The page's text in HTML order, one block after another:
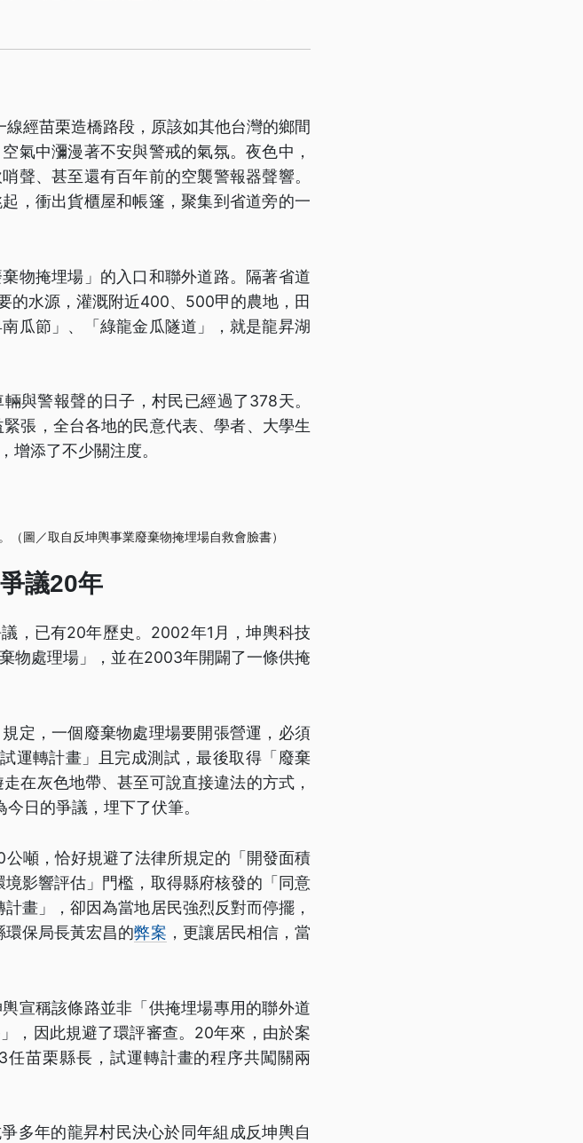
經苗栗造橋路段，原該如其他台灣的鄉間
氣中瀰漫著不安與警戒的氣氛。夜色中，
聲、甚至還有百年前的空襲警報器聲響。
，衝出貨櫃屋和帳篷，聚集到省道旁的一
物掩埋場」的入口和聯外道路。隔著省道
的水源，灌溉附近400、500甲的農地，田
瓜節」、「綠龍金瓜隧道」，就是龍昇湖
與警報聲的日子，村民已經過了378天。
張，全台各地的民意代表、學者、大學生
增添了不少關注度。
圖／取自反坤輿事業廢棄物掩埋場自救會臉書）
議20年
，已有20年歷史。2002年1月，坤輿科技
物處理場」，並在2003年開闢了一條供掩
定，一個廢棄物處理場要開張營運，必須
運轉計畫」且完成測試，最後取得「廢棄
在灰色地帶、甚至可說直接違法的方式，
日的爭議，埋下了伏筆。
噸，恰好規避了法律所規定的「開發面積
影響評估」門檻，取得縣府核發的「同意
畫」，卻因為當地居民強烈反對而停擺，
保局長黃宏昌的弊案 ，更讓居民相信，當
宣稱該條路並非「供掩埋場專用的聯外道
，因此規避了環評審查。20年來，由於案
苗栗縣長，試運轉計畫的程序共闖關兩
多年的龍昇村民決心於同年組成反坤輿自